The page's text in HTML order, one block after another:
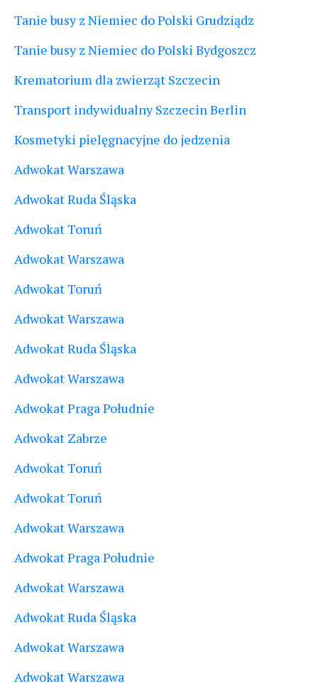
Tanie busy z Niemiec do Polski Grudziądz
Tanie busy z Niemiec do Polski Bydgoszcz
Krematorium dla zwierząt Szczecin
Transport indywidualny Szczecin Berlin
Kosmetyki pielęgnacyjne do jedzenia
Adwokat Warszawa
Adwokat Ruda Śląska
Adwokat Toruń
Adwokat Warszawa
Adwokat Toruń
Adwokat Warszawa
Adwokat Ruda Śląska
Adwokat Warszawa
Adwokat Praga Południe
Adwokat Zabrze
Adwokat Toruń
Adwokat Toruń
Adwokat Warszawa
Adwokat Praga Południe
Adwokat Warszawa
Adwokat Ruda Śląska
Adwokat Warszawa
Adwokat Warszawa